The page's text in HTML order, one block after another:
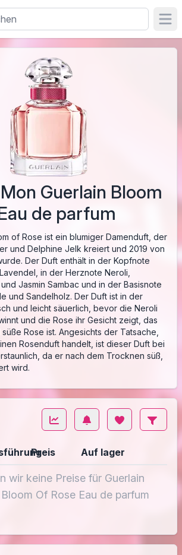
Guerlain Bloom
de parfum
of Rose ist ein blumiger Damenduft, der
und Delphine Jelk kreiert und 2019 von
Der Duft enthält in der Kopfnote
in der Herznote Neroli,
Jasmin Sambac und in der Basisnote
und Sandelholz. Der Duft ist in der
und leicht säuerlich, bevor die Neroli
und die Rose ihr Gesicht zeigt, das
Rose ist. Angesichts der Tatsache,
Rosenduft handelt, ist dieser Duft bei
da er nach dem Trocknen süß,
wird.
Preis Auf lager
wir keine Preise für Guerlain
Of Rose Eau de parfum